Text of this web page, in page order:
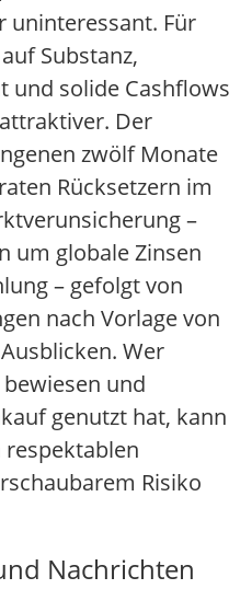
uninteressant. Für
Substanz,
und solide Cashflows
Der
zwölf Monate
Rücksetzern im
–
um globale Zinsen
– gefolgt von
nach Vorlage von
Wer
und
genutzt hat, kann
Risiko
Nachrichten